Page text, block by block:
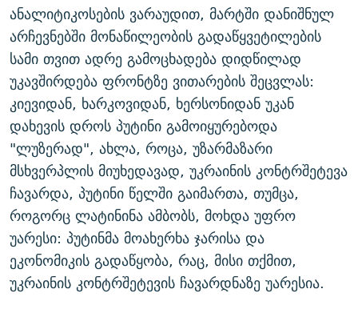
ანალიტიკოსების ვარაუდით, მარტში დანიშნულ
არჩევნებში მონაწილეობის გადაწყვეტილების
სამი თვით ადრე გამოცხადება დიდწილად
უკავშირდება ფრონტზე ვითარების შეცვლას:
კიევიდან, ხარკოვიდან, ხერსონიდან უკან
დახევის დროს პუტინი გამოიყურებოდა
"ლუზერად", ახლა, როცა, უზარმაზარი
მსხვერპლის მიუხედავად, უკრაინის კონტრშეტევა
ჩავარდა, პუტინი წელში გაიმართა, თუმცა,
როგორც ლატინინა ამბობს, მოხდა უფრო
უარესი: პუტინმა მოახერხა ჯარისა და
ეკონომიკის გადაწყობა, რაც, მისი თქმით,
უკრაინის კონტრშეტევის ჩავარდნაზე უარესია.